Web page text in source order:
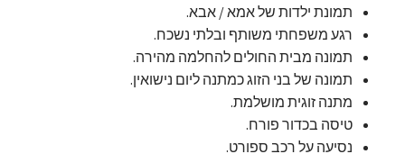
תמונת ילדות של אמא / אבא.
רגע משפחתי משותף ובלתי נשכח.
תמונה מבית החולים להחלמה מהירה.
תמונה של בני הזוג כמתנה ליום נישואין.
מתנה זוגית מושלמת.
טיסה בכדור פורח.
נסיעה על רכב ספורט.